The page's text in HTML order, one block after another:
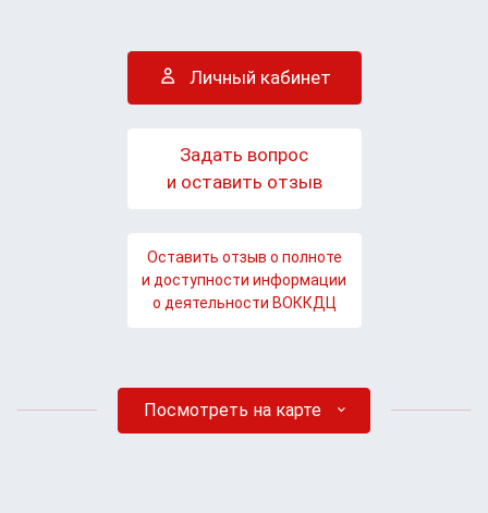
Личный кабинет
Задать вопрос
и оставить отзыв
Оставить отзыв о полноте
и доступности информации
о деятельности ВОККДЦ
Посмотреть на карте